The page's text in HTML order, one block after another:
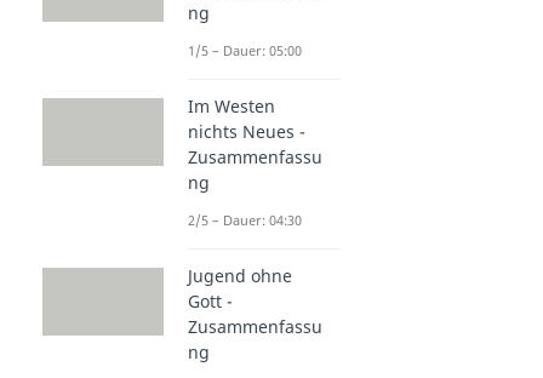
ng
1/5 – Dauer: 05:00
Im Westen
nichts Neues -
Zusammenfassu
ng
2/5 – Dauer: 04:30
Jugend ohne
Gott -
Zusammenfassu
ng